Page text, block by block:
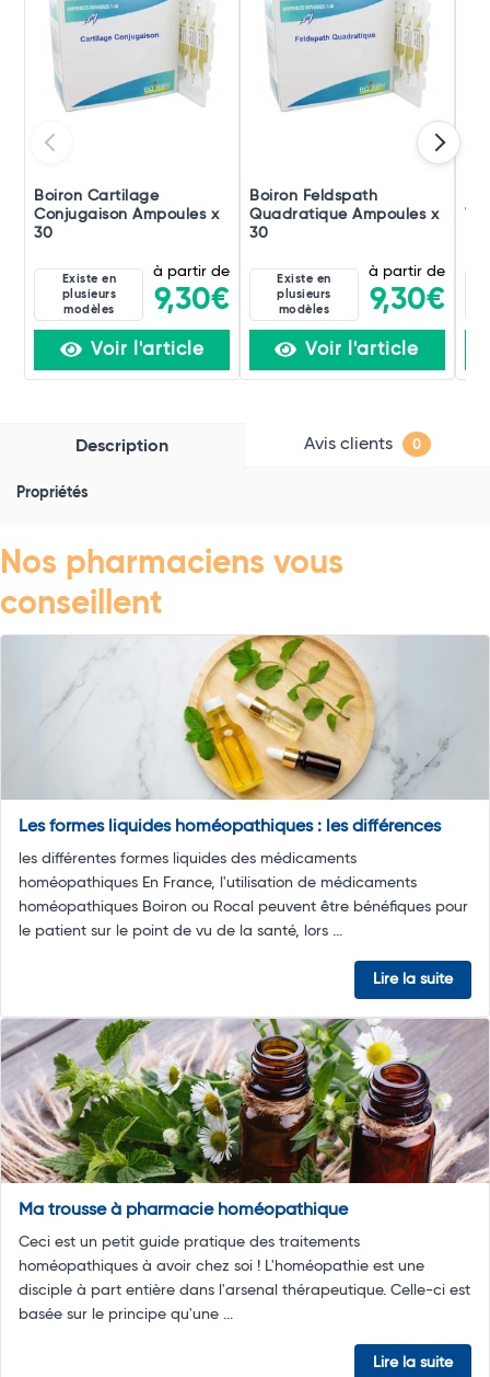
Boiron Cartilage
Conjugaison Ampoules x
30
Existe en
plusieurs
modèles
à partir de
9,30€
Voir l'article
Boiron Feldspath
Quadratique Ampoules x
30
Existe en
plusieurs
modèles
à partir de
9,30€
Voir l'article
Description Avis clients 0
Propriétés
Nos pharmaciens vous
conseillent
Les formes liquides homéopathiques : les différences
les différentes formes liquides des médicaments
homéopathiques En France, l'utilisation de médicaments
homéopathiques Boiron ou Rocal peuvent être bénéfiques pour
le patient sur le point de vu de la santé, lors ...
Lire la suite
Ma trousse à pharmacie homéopathique
Ceci est un petit guide pratique des traitements
homéopathiques à avoir chez soi ! L'homéopathie est une
disciple à part entière dans l'arsenal thérapeutique. Celle-ci est
basée sur le principe qu'une ...
Lire la suite